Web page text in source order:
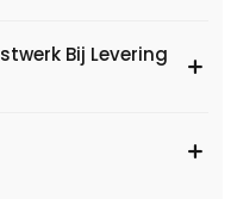
Bij Levering